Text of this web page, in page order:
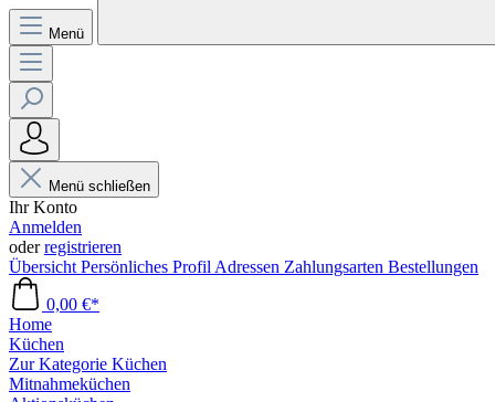
Menü
Menü schließen
Ihr Konto
Anmelden
oderregistrieren
Übersicht Persönliches Profil Adressen Zahlungsarten Bestellungen
0,00 €*
Home
Küchen
Zur Kategorie Küchen
Mitnahmeküchen